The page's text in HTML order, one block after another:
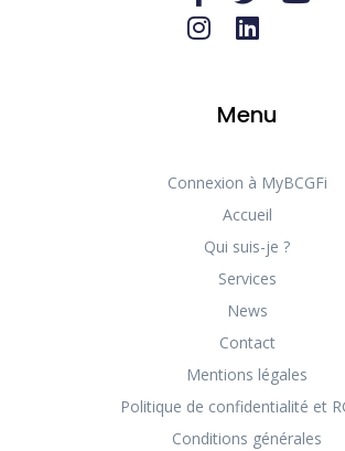
Menu
Connexion à MyBCGFi
Accueil
Qui suis-je ?
Services
News
Contact
Mentions légales
Politique de confidentialité et
Conditions générales